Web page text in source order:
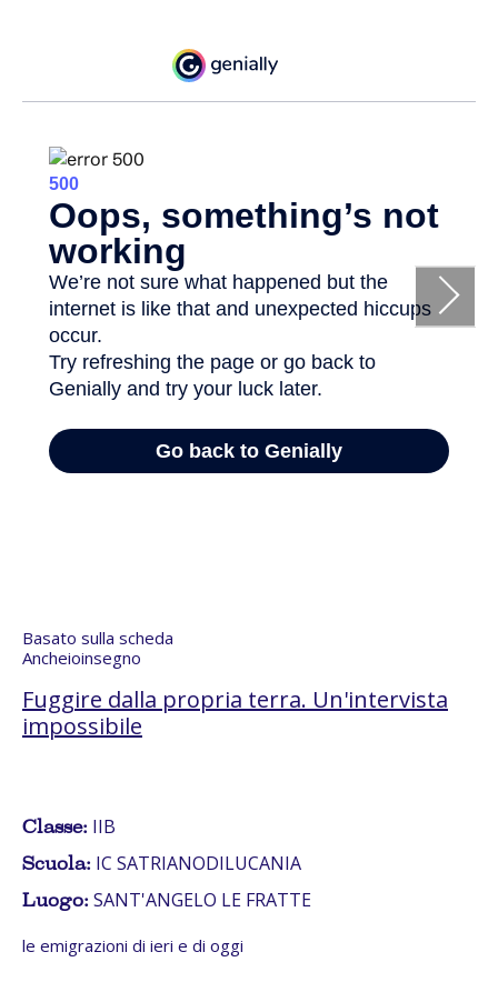
Basato sulla scheda
Ancheioinsegno
Fuggire dalla propria terra. Un'intervista
impossibile
Classe: IIB
Scuola: IC SATRIANODILUCANIA
Luogo: SANT'ANGELO LE FRATTE
le emigrazioni di ieri e di oggi